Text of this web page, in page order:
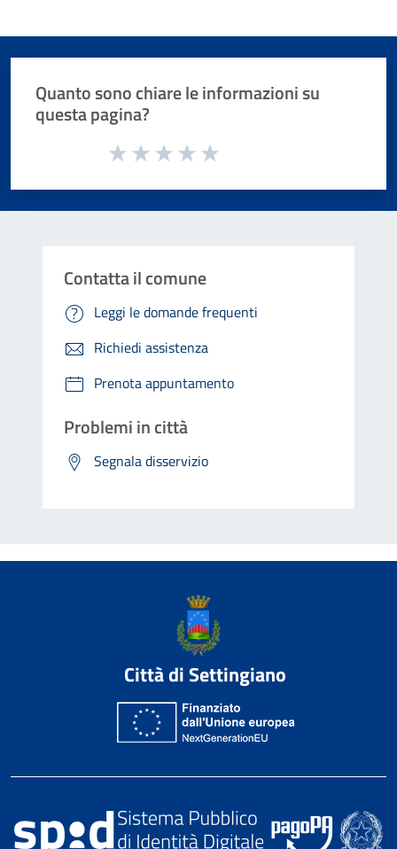
Quanto sono chiare le informazioni su
questa pagina?
Valuta da 1 a 5 stelle la pagina
Contatta il comune
Leggi le domande frequenti
Richiedi assistenza
Prenota appuntamento
Problemi in città
Segnala disservizio
Città di Settingiano